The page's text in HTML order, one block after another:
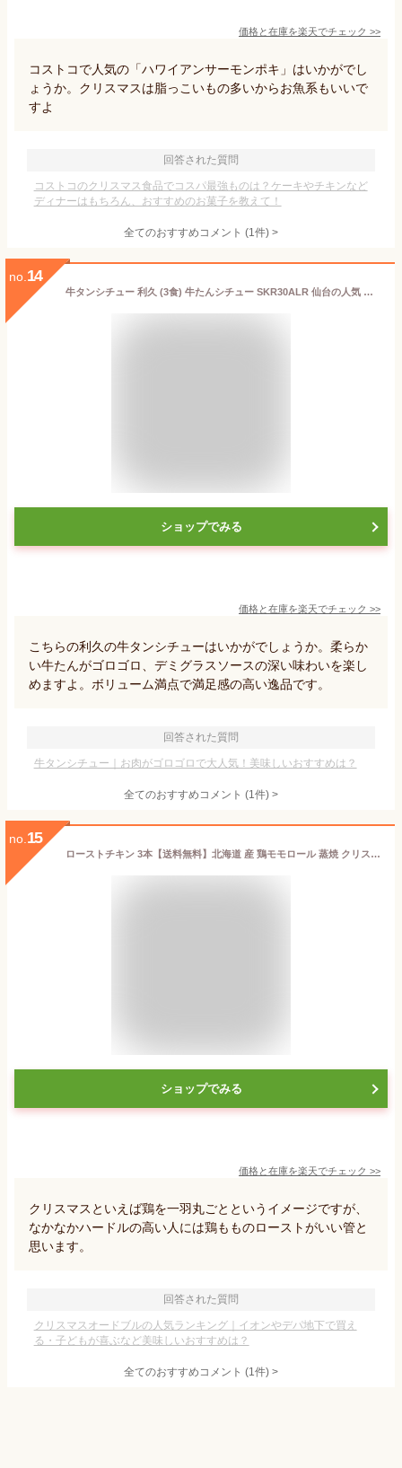
価格と在庫を楽天でチェック >>
コストコで人気の「ハワイアンサーモンポキ」はいかがでし
ょうか。クリスマスは脂っこいもの多いからお魚系もいいで
すよ
回答された質問
コストコのクリスマス食品でコスパ最強ものは？ケーキやチキンなど
ディナーはもちろん、おすすめのお菓子を教えて！
全てのおすすめコメント (1件) >
no. 14
牛タンシチュー 利久 (3食) 牛たんシチュー SKR30ALR 仙台の人気 牛たん 店『利久』 送料無料 (ギフト対応不可) (sa)
ショップでみる
価格と在庫を楽天でチェック >>
こちらの利久の牛タンシチューはいかがでしょうか。柔らか
い牛たんがゴロゴロ、デミグラスソースの深い味わいを楽し
めますよ。ボリューム満点で満足感の高い逸品です。
回答された質問
牛タンシチュー｜お肉がゴロゴロで大人気！美味しいおすすめは？
全てのおすすめコメント (1件) >
no. 15
ローストチキン 3本【送料無料】北海道 産 鶏モモロール 蒸焼 クリスマス・お誕生日 などの オードヴル/オードブルの1品に お弁当に おつまみに ラーメンの焼豚 代わりに ヘルシーな 鶏チャーシュー 3本
ショップでみる
価格と在庫を楽天でチェック >>
クリスマスといえば鶏を一羽丸ごとというイメージですが、
なかなかハードルの高い人には鶏もものローストがいい管と
思います。
回答された質問
クリスマスオードブルの人気ランキング｜イオンやデパ地下で買え
る・子どもが喜ぶなど美味しいおすすめは？
全てのおすすめコメント (1件) >